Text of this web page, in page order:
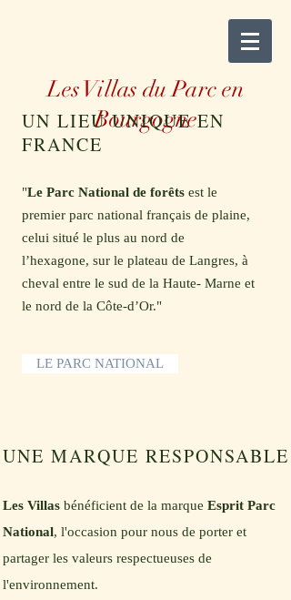
Les Villas du Parc en
Bourgogne
UN LIEU UNIQUE EN
FRANCE
"Le Parc National de forêts est le
premier parc national français de plaine,
celui situé le plus au nord de
l’hexagone, sur le plateau de Langres, à
cheval entre le sud de la Haute- Marne et
le nord de la Côte-d’Or."
LE PARC NATIONAL
UNE MARQUE RESPONSABLE
Les Villas bénéficient de la marque Esprit Parc
National, l'occasion pour nous de porter et
partager les valeurs respectueuses de
l'environnement.